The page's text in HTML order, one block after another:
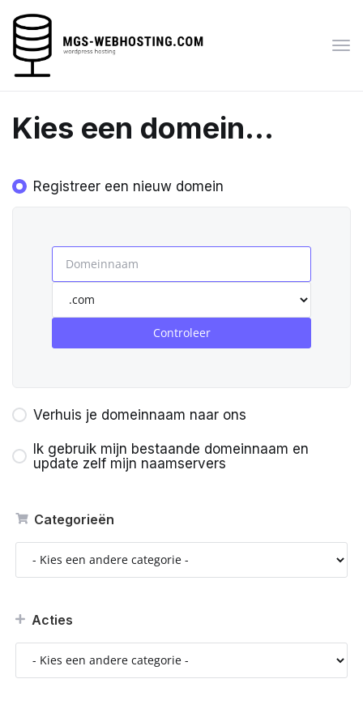
Kies een domein...
Categorieën
Acties
Registreer een nieuw domein
Controleer
Verhuis je domeinnaam naar ons
Ik gebruik mijn bestaande domeinnaam en
update zelf mijn naamservers